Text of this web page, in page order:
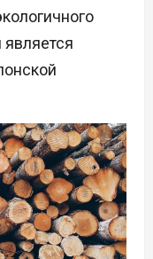
является